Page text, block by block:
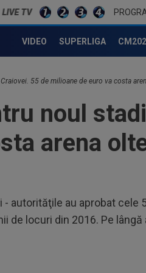
LIVE TV
VIDEO SUPERLIGA
55 de milioane de euro va costa
noul
arena
autorităţile au aprobat cele
de locuri din 2016. Pe